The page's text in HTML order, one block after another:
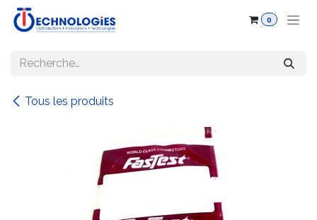
Se rendre au contenu
0
Tous les produits